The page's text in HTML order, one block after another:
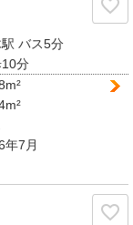
駅バス5分
分
年7月